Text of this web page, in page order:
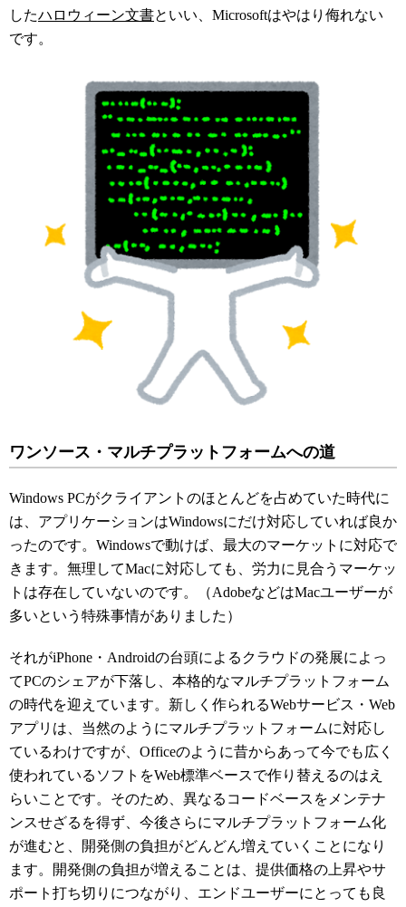
したハロウィーン文書といい、Microsoftはやはり侮れない
です。
ワンソース・マルチプラットフォームへの道
Windows PCがクライアントのほとんどを占めていた時代に
は、アプリケーションはWindowsにだけ対応していれば良か
ったのです。Windowsで動けば、最大のマーケットに対応で
きます。無理してMacに対応しても、労力に見合うマーケッ
トは存在していないのです。（AdobeなどはMacユーザーが
多いという特殊事情がありました）
それがiPhone・Androidの台頭によるクラウドの発展によっ
てPCのシェアが下落し、本格的なマルチプラットフォーム
の時代を迎えています。新しく作られるWebサービス・Web
アプリは、当然のようにマルチプラットフォームに対応し
ているわけですが、Officeのように昔からあって今でも広く
使われているソフトをWeb標準ベースで作り替えるのはえ
らいことです。そのため、異なるコードベースをメンテナ
ンスせざるを得ず、今後さらにマルチプラットフォーム化
が進むと、開発側の負担がどんどん増えていくことになり
ます。開発側の負担が増えることは、提供価格の上昇やサ
ポート打ち切りにつながり、エンドユーザーにとっても良